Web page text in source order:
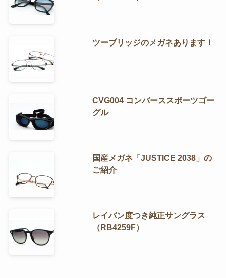
ツーブリッジのメガネあります！
CVG004 コンバーススポーツゴー
グル
国産メガネ「JUSTICE 2038」の
ご紹介
レイバン度つき純正サングラス
（RB4259F）